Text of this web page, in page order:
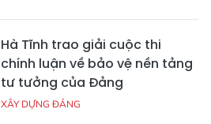
Hà Tĩnh trao giải cuộc thi
chính luận về bảo vệ nền tảng
tư tưởng của Đảng
XÂY DỰNG ĐẢNG